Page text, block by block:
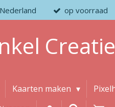
op voorraad
Kaarten maken